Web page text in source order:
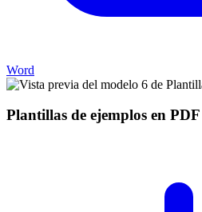
Word
Plantillas de ejemplos en PDF